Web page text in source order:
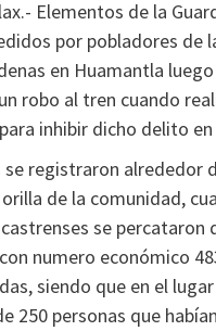
Elementos de la
por pobladores de
en Huamantla
robo al tren cuando
inhibir dicho delito en
se registraron alrededor
de la comunidad,
se percataron
numero económico
siendo que en el
250 personas que